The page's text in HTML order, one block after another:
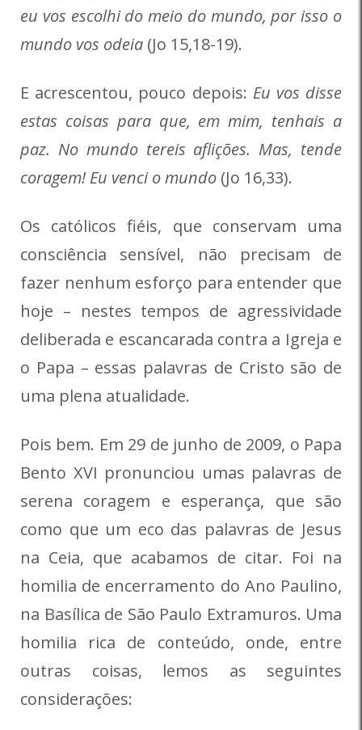
eu vos escolhi do meio do mundo, por isso o
mundo vos odeia (Jo 15,18-19).
E acrescentou, pouco depois: Eu vos disse
estas coisas para que, em mim, tenhais a
paz. No mundo tereis aflições. Mas, tende
coragem! Eu venci o mundo (Jo 16,33).
Os católicos fiéis, que conservam uma
consciência sensível, não precisam de
fazer nenhum esforço para entender que
hoje – nestes tempos de agressividade
deliberada e escancarada contra a Igreja e
o Papa – essas palavras de Cristo são de
uma plena atualidade.
Pois bem. Em 29 de junho de 2009, o Papa
Bento XVI pronunciou umas palavras de
serena coragem e esperança, que são
como que um eco das palavras de Jesus
na Ceia, que acabamos de citar. Foi na
homilia de encerramento do Ano Paulino,
na Basílica de São Paulo Extramuros. Uma
homilia rica de conteúdo, onde, entre
outras coisas, lemos as seguintes
considerações: